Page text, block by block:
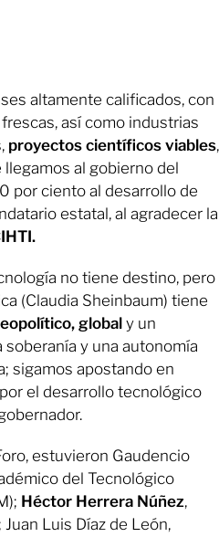
altamente calificados, con
así como industrias
proyectos científicos viables,
al gobierno del
por ciento al desarrollo de
estatal, al agradecer la
no tiene destino, pero
(Claudia Sheinbaum) tiene
global y un
y una autonomía
sigamos apostando en
el desarrollo tecnológico
estuvieron Gaudencio
del Tecnológico
Héctor Herrera Núñez,
Luis Díaz de León,